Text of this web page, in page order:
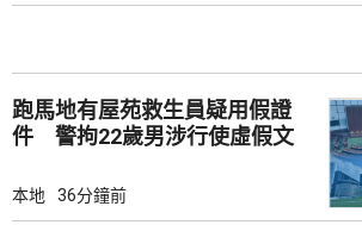
跑馬地有屋苑救生員疑用假證
件 警拘22歲男涉行使虛假文
本地 36分鐘前